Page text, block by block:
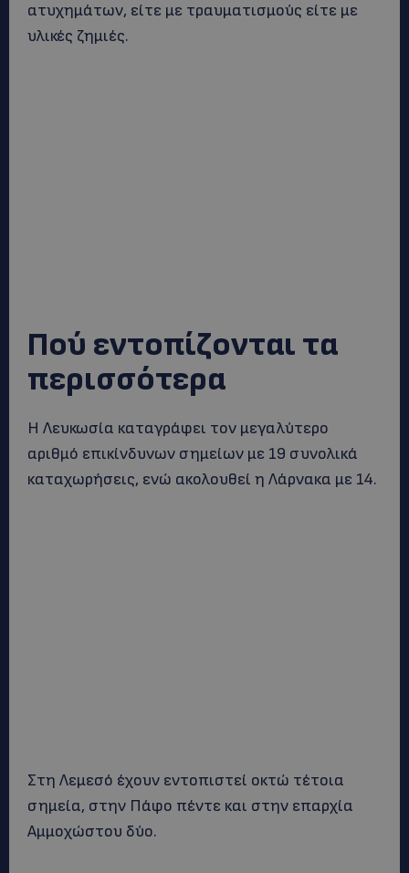
ατυχημάτων, είτε με τραυματισμούς είτε με
υλικές ζημιές.
Πού εντοπίζονται τα
περισσότερα
Η Λευκωσία καταγράφει τον μεγαλύτερο
αριθμό επικίνδυνων σημείων με 19 συνολικά
καταχωρήσεις, ενώ ακολουθεί η Λάρνακα με 14.
Στη Λεμεσό έχουν εντοπιστεί οκτώ τέτοια
σημεία, στην Πάφο πέντε και στην επαρχία
Αμμοχώστου δύο.